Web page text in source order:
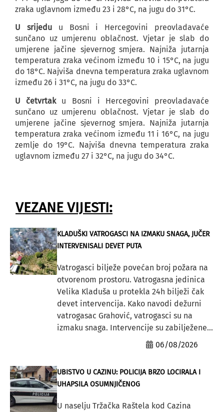
zraka uglavnom između 23 i 28°C, na jugu do 31°C.
U srijeduu Bosni i Hercegovini preovladavaće
sunčano uz umjerenu oblačnost. Vjetar je slab do
umjerene jačine sjevernog smjera. Najniža jutarnja
temperatura zraka većinom između 10 i 15°C, na jugu
do 18°C. Najviša dnevna temperatura zraka uglavnom
između 26 i 31°C, na jugu do 33°C.
U četvrtaku Bosni i Hercegovini preovladavaće
sunčano uz umjerenu oblačnost. Vjetar je slab do
umjerene jačine sjevernog smjera. Najniža jutarnja
temperatura zraka većinom između 11 i 16°C, na jugu
zemlje do 19°C. Najviša dnevna temperatura zraka
uglavnom između 27 i 32°C, na jugu do 34°C.
VEZANE VIJESTI:
KLADUŠKI VATROGASCI NA IZMAKU SNAGA, JUČER
INTERVENISALI DEVET PUTA
Vatrogasci bilježe povećan broj požara na
otvorenom prostoru. Vatrogasna jedinica
Velika Kladuša u protekla 24h bilježi čak
devet intervencija. Kako navodi dežurni
vatrogasac Grahović, vatrogasci su na
izmaku snaga. Intervencije su zabilježene...
06/08/2026
UBISTVO U CAZINU: POLICIJA BRZO LOCIRALA I
UHAPSILA OSUMNJIČENOG
U naselju Tržačka Raštela kod Cazina